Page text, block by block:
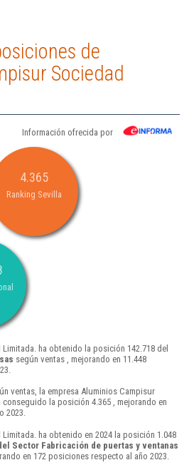
de
Sociedad
Información ofrecida por
4.365
Ranking Sevilla
ha obtenido la posición 142.718 del
según ventas , mejorando en 11.448
ventas, la empresa Aluminios Campisur
conseguido la posición 4.365 , mejorando en
2023.
ha obtenido en 2024 la posición 1.048
Sector Fabricación de puertas y ventanas
en 172 posiciones respecto al año 2023.